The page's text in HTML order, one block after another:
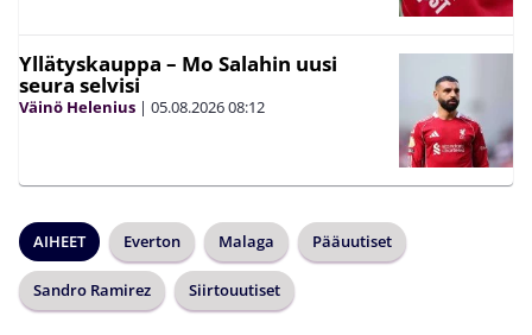
Yllätyskauppa – Mo Salahin uusi
seura selvisi
Väinö Helenius | 05.08.202608:12
AIHEET Everton Malaga Pääuutiset
Sandro Ramirez Siirtouutiset